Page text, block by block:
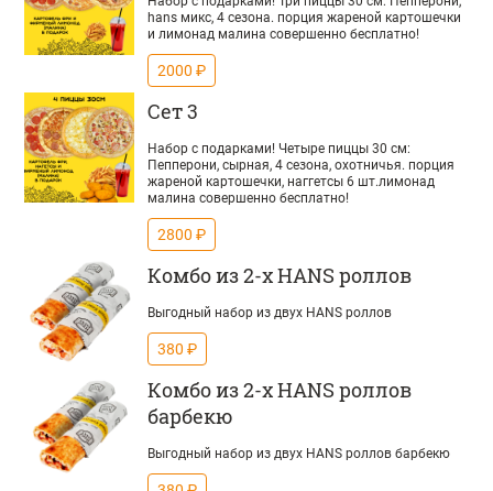
hans микс, 4 сезона. порция жареной картошечки
и лимонад малина совершенно бесплатно!
2000 ₽
Сет 3
Набор с подарками! Четыре пиццы 30 см:
Пепперони, сырная, 4 сезона, охотничья. порция
жареной картошечки, наггетсы 6 шт.лимонад
малина совершенно бесплатно!
2800 ₽
Комбо из 2-х HANS роллов
Выгодный набор из двух HANS роллов
380 ₽
Комбо из 2-х HANS роллов
барбекю
Выгодный набор из двух HANS роллов барбекю